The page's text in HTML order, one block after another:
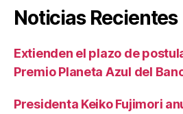
Noticias Recientes
Extienden el plazo de
Premio Planeta Azul del
Presidenta Keiko Fujimori